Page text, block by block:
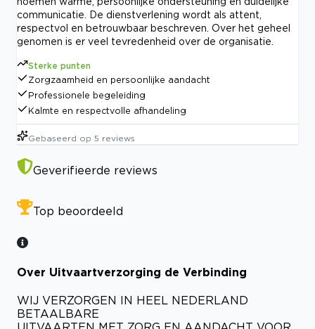
communicatie. De dienstverlening wordt als attent,
respectvol en betrouwbaar beschreven. Over het geheel
genomen is er veel tevredenheid over de organisatie.
Sterke punten
Zorgzaamheid en persoonlijke aandacht
Professionele begeleiding
Kalmte en respectvolle afhandeling
Gebaseerd op 5 reviews
Geverifieerde reviews
Top beoordeeld
Over Uitvaartverzorging de Verbinding
WIJ VERZORGEN IN HEEL NEDERLAND
BETAALBARE